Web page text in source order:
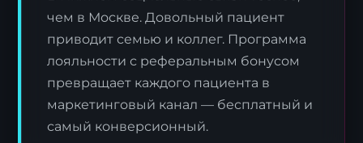
чем в Москве. Довольный пациент
приводит семью и коллег. Программа
лояльности с реферальным бонусом
превращает каждого пациента в
маркетинговый канал — бесплатный и
самый конверсионный.